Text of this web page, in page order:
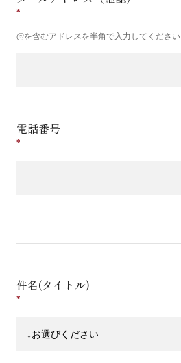
@を含むアドレスを半角で入力してください
電話番号
件名(タイトル)